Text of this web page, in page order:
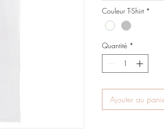
Couleur T-Shirt *
Quantité *
Ajouter au